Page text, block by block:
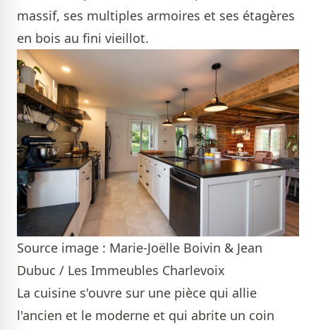
massif, ses multiples armoires et ses étagères
en bois au fini vieillot.
Source image : Marie-Joëlle Boivin & Jean
Dubuc / Les Immeubles Charlevoix
La cuisine s'ouvre sur une pièce qui allie
l'ancien et le moderne et qui abrite un coin